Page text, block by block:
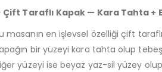
Çift Taraflı Kapak — Kara Tahta +
masanın en işlevsel özelliği çift taraflı
bir yüzeyi kara tahta olup
yüzeyi ise beyaz yaz-sil yüzey